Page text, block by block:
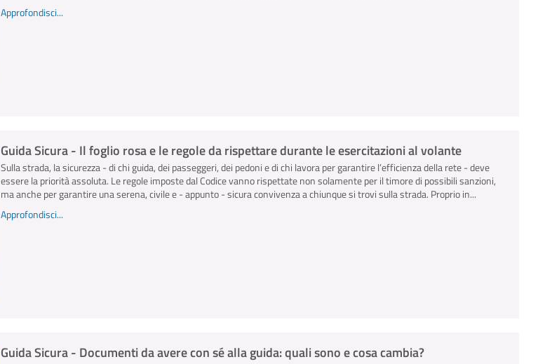
Approfondisci...
Guida Sicura - Il foglio rosa e le regole da rispettare durante le esercitazioni al volante
Sulla strada, la sicurezza - di chi guida, dei passeggeri, dei pedoni e di chi lavora per garantire l’efficienza della rete - deve
essere la priorità assoluta. Le regole imposte dal Codice vanno rispettate non solamente per il timore di possibili sanzioni,
ma anche per garantire una serena, civile e - appunto - sicura convivenza a chiunque si trovi sulla strada. Proprio in...
Approfondisci...
Guida Sicura - Documenti da avere con sé alla guida: quali sono e cosa cambia?